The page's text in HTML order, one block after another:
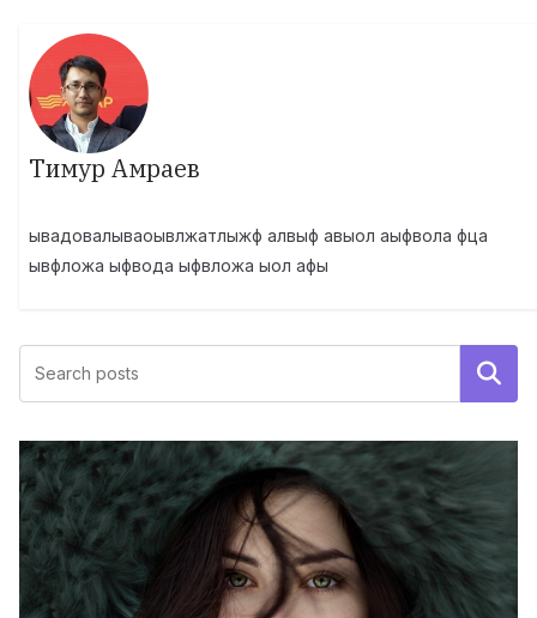
Тимур Амраев
ывадовалываоывлжатлыжф алвыф авыол аыфвола фца
ывфложа ыфвода ыфвложа ыол афы
Поиск